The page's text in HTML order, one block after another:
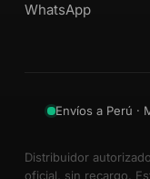
WhatsApp
Envíos a Perú ·
Distribuidor
oficial, sin recargo.